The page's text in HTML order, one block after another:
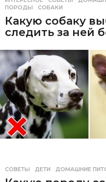
ПОРОДЫ
,СОБАКИ
Какую собаку
следить за ней
СОВЕТЫ ДЕТИ ,ДОМАШНИЕ